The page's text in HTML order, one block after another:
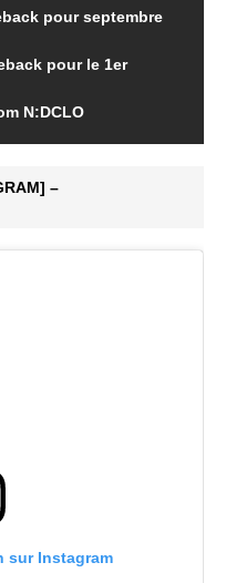
pour septembre
pour le 1er
N:DCLO
–
sur Instagram